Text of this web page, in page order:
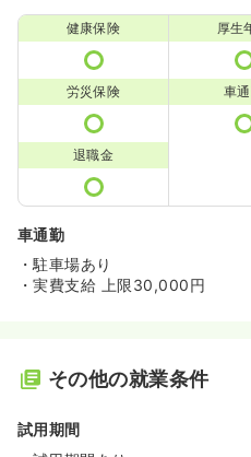
健康保険 厚生
労災保険 車
退職金
車通勤
・駐車場あり
・実費支給 上限30,000円
その他の就業条件
試用期間